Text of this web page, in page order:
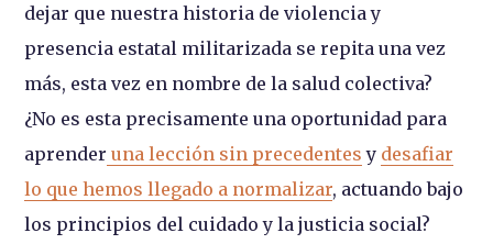
dejar que nuestra historia de violencia y
presencia estatal militarizada se repita una vez
más, esta vez en nombre de la salud colectiva?
¿No es esta precisamente una oportunidad para
aprender una lección sin precedentes y desafiar
lo que hemos llegado a normalizar, actuando bajo
los principios del cuidado y la justicia social?